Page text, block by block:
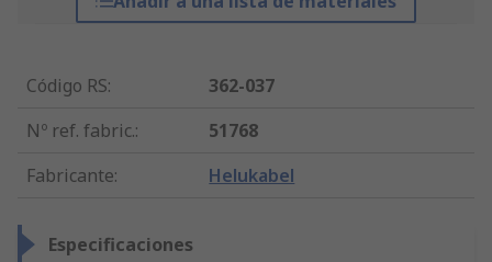
Código RS:
362-037
Nº ref. fabric.:
51768
Fabricante: Helukabel
Especificaciones